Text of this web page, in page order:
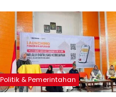
Politik & Pemerintahan